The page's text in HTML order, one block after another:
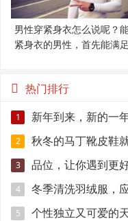
男性穿紧身衣怎么说呢？
紧身衣的男性，首先能满
热门排行
1
新年到来，新的一
保暖帅气
2
秋冬的马丁靴皮鞋
引眼球
3 品位，让你遇到更
4 冬季清洗羽绒服，
5
个性独立又可爱的